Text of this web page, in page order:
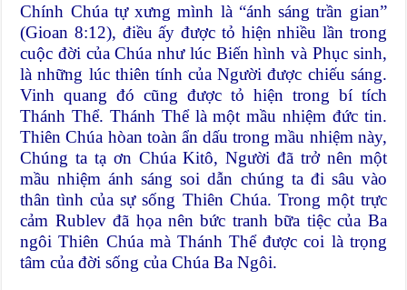
Chính Chúa tự xưng mình là “ánh sáng trần gian”
(Gioan 8:12), điều ấy được tỏ hiện nhiều lần trong
cuộc đời của Chúa như lúc Biến hình và Phục sinh,
là những lúc thiên tính của Người được chiếu sáng.
Vinh quang đó cũng được tỏ hiện trong bí tích
Thánh Thể. Thánh Thể là một mầu nhiệm đức tin.
Thiên Chúa hòan toàn ẩn dấu trong mầu nhiệm này,
Chúng ta tạ ơn Chúa Kitô, Người đã trở nên một
mầu nhiệm ánh sáng soi dẫn chúng ta đi sâu vào
thân tình của sự sống Thiên Chúa. Trong một trực
cảm Rublev đã họa nên bức tranh bữa tiệc của Ba
ngôi Thiên Chúa mà Thánh Thể được coi là trọng
tâm của đời sống của Chúa Ba Ngôi.